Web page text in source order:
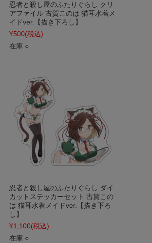
忍者と殺し屋のふたりぐらし クリ
アファイル 古賀このは 猫耳水着メ
イドver.【描き下ろし】
¥500(税込)
在庫 ○
忍者と殺し屋のふたりぐらし ダイ
カットステッカーセット 古賀この
は 猫耳水着メイドver.【描き下ろ
し】
¥1,100(税込)
在庫 ○